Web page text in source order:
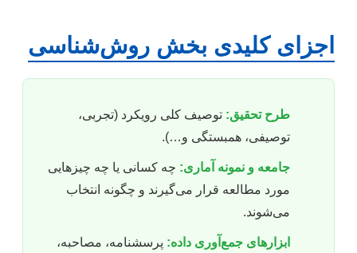
اجزای کلیدی بخش روش‌شناسی
طرح تحقیق: توصیف کلی رویکرد (تجربی،
توصیفی، همبستگی و…).
جامعه و نمونه آماری: چه کسانی یا چه چیزهایی
مورد مطالعه قرار می‌گیرند و چگونه انتخاب
می‌شوند.
ابزارهای جمع‌آوری داده: پرسشنامه، مصاحبه،